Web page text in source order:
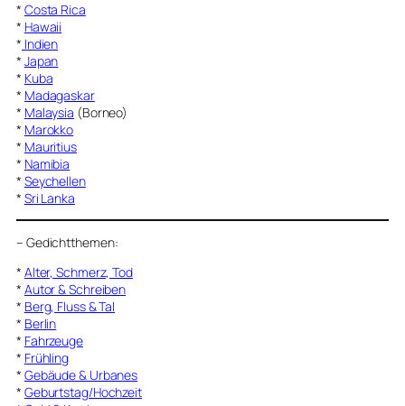
* Costa Rica
* Hawaii
* Indien
* Japan
* Kuba
* Madagaskar
* Malaysia (Borneo)
* Marokko
* Mauritius
* Namibia
* Seychellen
* Sri Lanka
– Gedichtthemen:
* Alter, Schmerz, Tod
* Autor & Schreiben
* Berg, Fluss & Tal
* Berlin
* Fahrzeuge
* Frühling
* Gebäude & Urbanes
* Geburtstag/Hochzeit